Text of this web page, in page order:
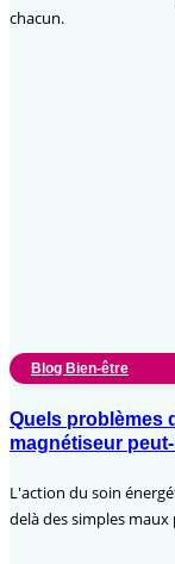
chacun.
Blog Bien-être
Quels problèmes
magnétiseur
L'action du soin
delà des simples